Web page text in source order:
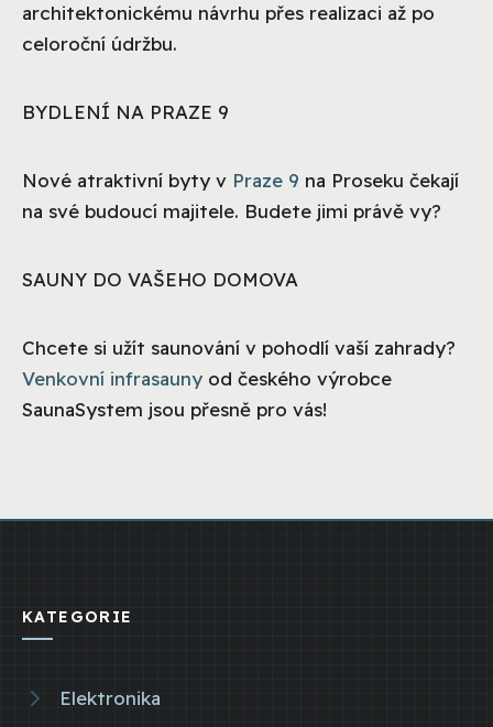
architektonickému návrhu přes realizaci až po
celoroční údržbu.
BYDLENÍ NA PRAZE 9
Nové atraktivní byty v Praze 9 na Proseku čekají
na své budoucí majitele. Budete jimi právě vy?
SAUNY DO VAŠEHO DOMOVA
Chcete si užít saunování v pohodlí vaší zahrady?
Venkovní infrasauny od českého výrobce
SaunaSystem jsou přesně pro vás!
KATEGORIE
Elektronika